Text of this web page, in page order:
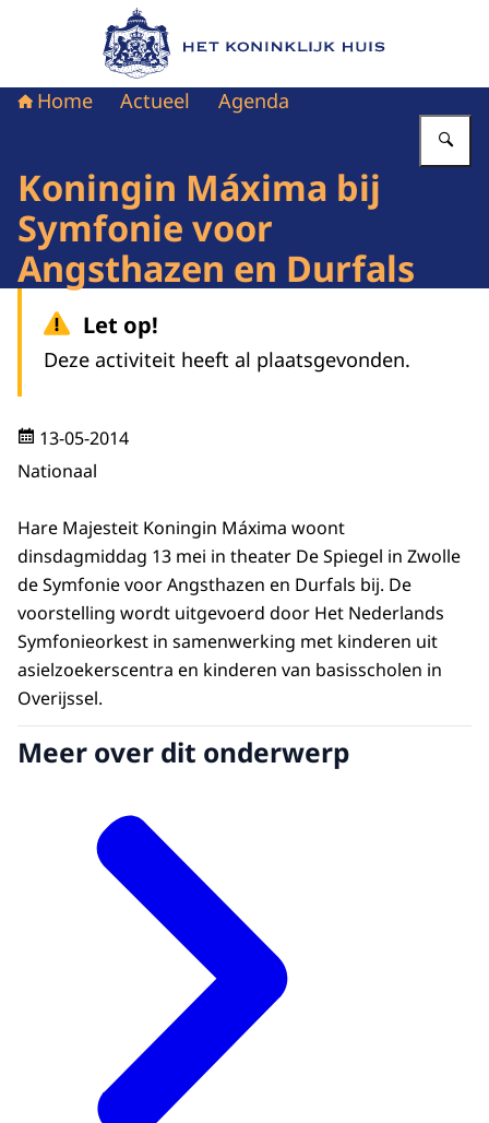
Naar de homepage van Het Koninklijk Huis
Home Actueel Agenda
Koningin Máxima bij
Symfonie voor
Angsthazen en Durfals
Let op!
Deze activiteit heeft al plaatsgevonden.
13-05-2014
Nationaal
Hare Majesteit Koningin Máxima woont
dinsdagmiddag 13 mei in theater De Spiegel in Zwolle
de Symfonie voor Angsthazen en Durfals bij. De
voorstelling wordt uitgevoerd door Het Nederlands
Symfonieorkest in samenwerking met kinderen uit
asielzoekerscentra en kinderen van basisscholen in
Overijssel.
Meer over dit onderwerp